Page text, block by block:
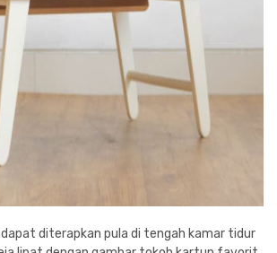
dapat diterapkan pula di tengah kamar tidur